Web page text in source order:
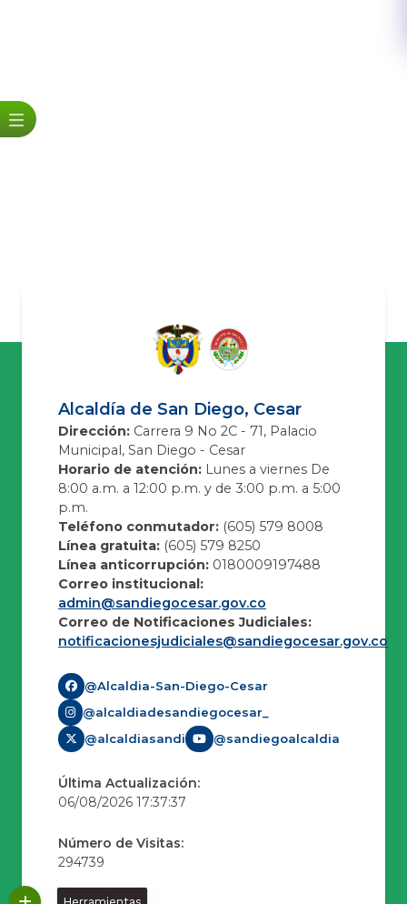
Alcaldía de San Diego, Cesar
Dirección: Carrera 9 No 2C - 71, Palacio
Municipal, San Diego - Cesar
Horario de atención: Lunes a viernes De
8:00 a.m. a 12:00 p.m. y de 3:00 p.m. a 5:00
p.m.
Teléfono conmutador: (605) 579 8008
Línea gratuita: (605) 579 8250
Línea anticorrupción: 0180009197488
Correo institucional:
admin@sandiegocesar.gov.co
Correo de Notificaciones Judiciales:
notificacionesjudiciales@sandiegocesar.gov.co
@Alcaldia-San-Diego-Cesar
@alcaldiadesandiegocesar_
@alcaldiasandi
@sandiegoalcaldia
Última Actualización:
06/08/2026 17:37:37
Número de Visitas:
294739